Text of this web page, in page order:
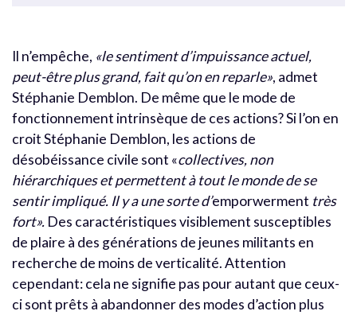
Il n’empêche, «le sentiment d’impuissance actuel,
peut-être plus grand, fait qu’on en reparle», admet
Stéphanie Demblon. De même que le mode de
fonctionnement intrinsèque de ces actions? Si l’on en
croit Stéphanie Demblon, les actions de
désobéissance civile sont «collectives, non
hiérarchiques et permettent à tout le monde de se
sentir impliqué. Il y a une sorte d’emporwerment très
fort». Des caractéristiques visiblement susceptibles
de plaire à des générations de jeunes militants en
recherche de moins de verticalité. Attention
cependant: cela ne signifie pas pour autant que ceux-
ci sont prêts à abandonner des modes d’action plus